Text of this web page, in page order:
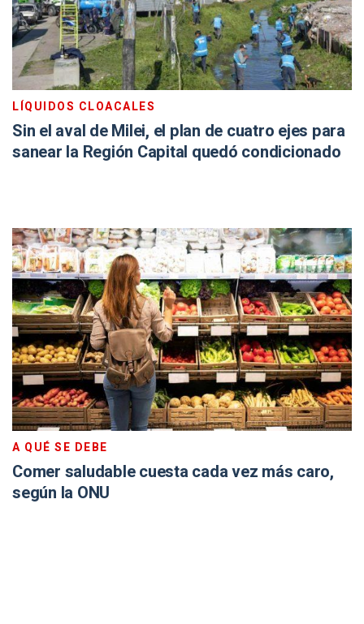
LÍQUIDOS CLOACALES
Sin el aval de Milei, el plan de cuatro ejes para
sanear la Región Capital quedó condicionado
A QUÉ SE DEBE
Comer saludable cuesta cada vez más caro,
según la ONU